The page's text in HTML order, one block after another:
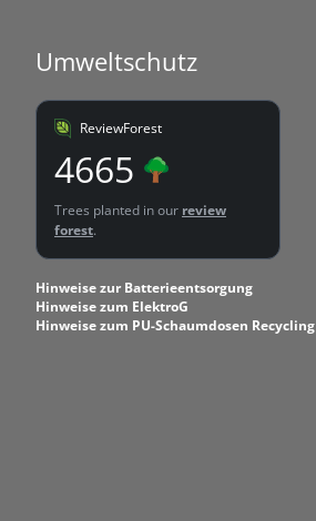
Umweltschutz
ReviewForest
4665
Trees planted in our review
forest.
Hinweise zur Batterieentsorgung
Hinweise zum ElektroG
Hinweise zum PU-Schaumdosen Recycling